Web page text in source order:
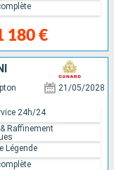
180 €
21/05/2028
24h/24
Raffinement
Légende